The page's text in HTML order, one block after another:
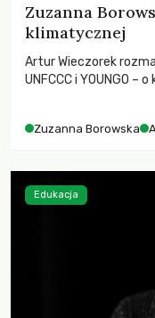
Zuzanna
klimatycznej
Artur Wieczorek
UNFCCC i YOUNGO –
Zuzanna Borowska
Edukacja